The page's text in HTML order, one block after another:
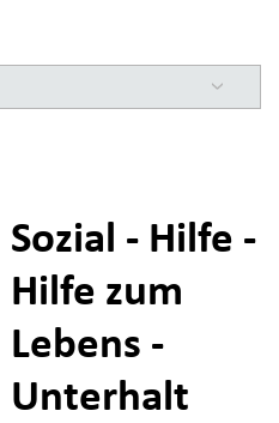
Sozial - Hilfe -
Hilfe zum
Lebens -
Unterhalt